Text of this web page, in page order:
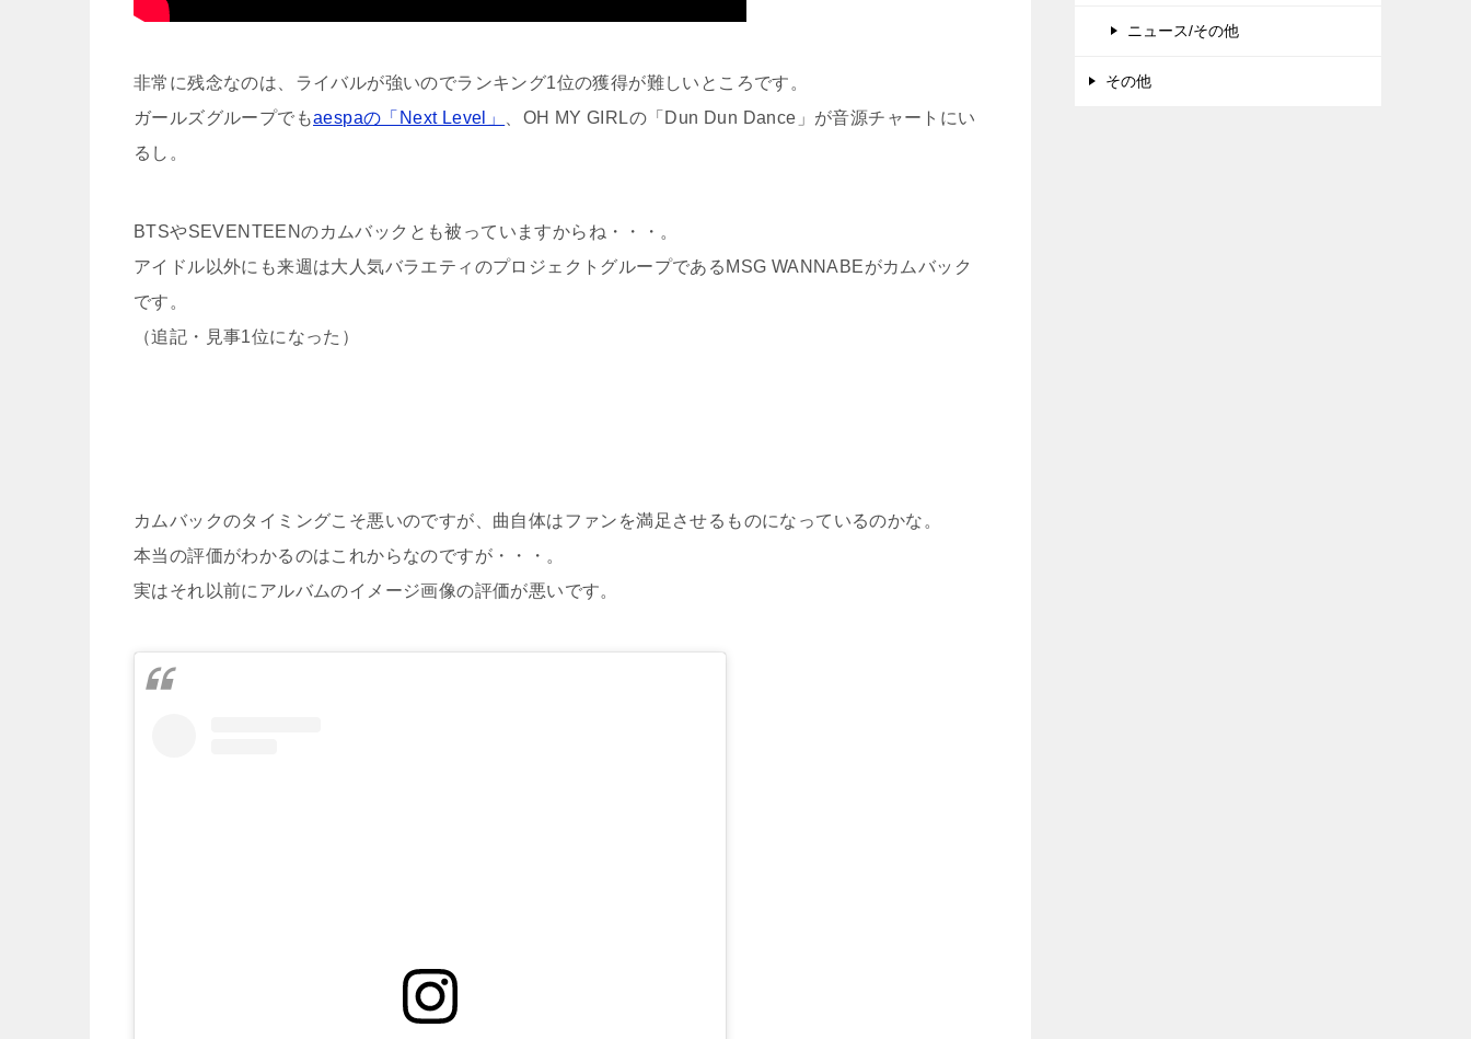
非常に残念なのは、ライバルが強いのでランキング1位の獲得が難しいところです。
ガールズグループでもaespaの「Next Level」
、OH MY GIRLの「Dun Dun Dance」が音源チャートにい
るし。
BTSやSEVENTEENのカムバックとも被っていますからね・・・。
アイドル以外にも来週は大人気バラエティのプロジェクトグループであるMSG WANNABEがカムバック
です。
（追記・見事1位になった）
カムバックのタイミングこそ悪いのですが、曲自体はファンを満足させるものになっているのかな。
本当の評価がわかるのはこれからなのですが・・・。
実はそれ以前にアルバムのイメージ画像の評価が悪いです。
ニュース/その他
その他